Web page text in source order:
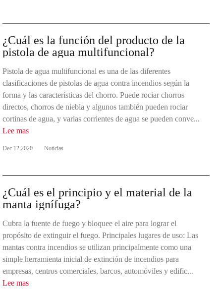
¿Cuál es la función del producto de la
pistola de agua multifuncional?
Pistola de agua multifuncional es una de las diferentes
clasificaciones de pistolas de agua contra incendios según la
forma y las características del chorro. Puede rociar chorros
directos, chorros de niebla y algunos también pueden rociar
cortinas de agua, y varias corrientes de agua se pueden conve...
Lee mas
Dec 12,2020 Noticias
¿Cuál es el principio y el material de la
manta ignífuga?
Cubra la fuente de fuego y bloquee el aire para lograr el
propósito de extinguir el fuego. Principales lugares de uso: Las
mantas contra incendios se utilizan principalmente como una
simple herramienta inicial de extinción de incendios para
empresas, centros comerciales, barcos, automóviles y edific...
Lee mas